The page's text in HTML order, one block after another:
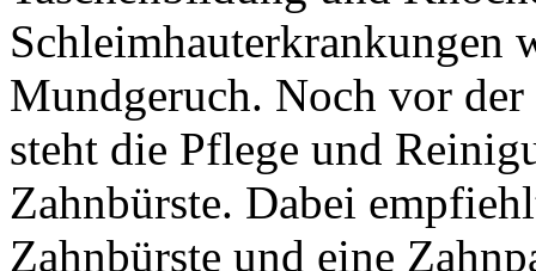
Schleimhauterkrankungen
Mundgeruch. Noch vor
steht die Pflege und
Zahnbürste. Dabei
Zahnbürste und eine